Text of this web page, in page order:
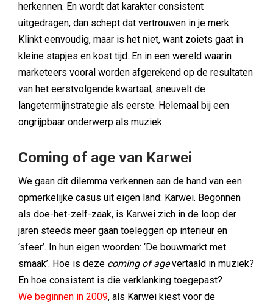
herkennen. En wordt dat karakter consistent
uitgedragen, dan schept dat vertrouwen in je merk.
Klinkt eenvoudig, maar is het niet, want zoiets gaat in
kleine stapjes en kost tijd. En in een wereld waarin
marketeers vooral worden afgerekend op de resultaten
van het eerstvolgende kwartaal, sneuvelt de
langetermijnstrategie als eerste. Helemaal bij een
ongrijpbaar onderwerp als muziek.
Coming of age van Karwei
We gaan dit dilemma verkennen aan de hand van een
opmerkelijke casus uit eigen land: Karwei. Begonnen
als doe-het-zelf-zaak, is Karwei zich in de loop der
jaren steeds meer gaan toeleggen op interieur en
‘sfeer’. In hun eigen woorden: ‘De bouwmarkt met
smaak’. Hoe is deze coming of agevertaald in muziek?
En hoe consistent is die verklanking toegepast?
We beginnen in 2009, als Karwei kiest voor de